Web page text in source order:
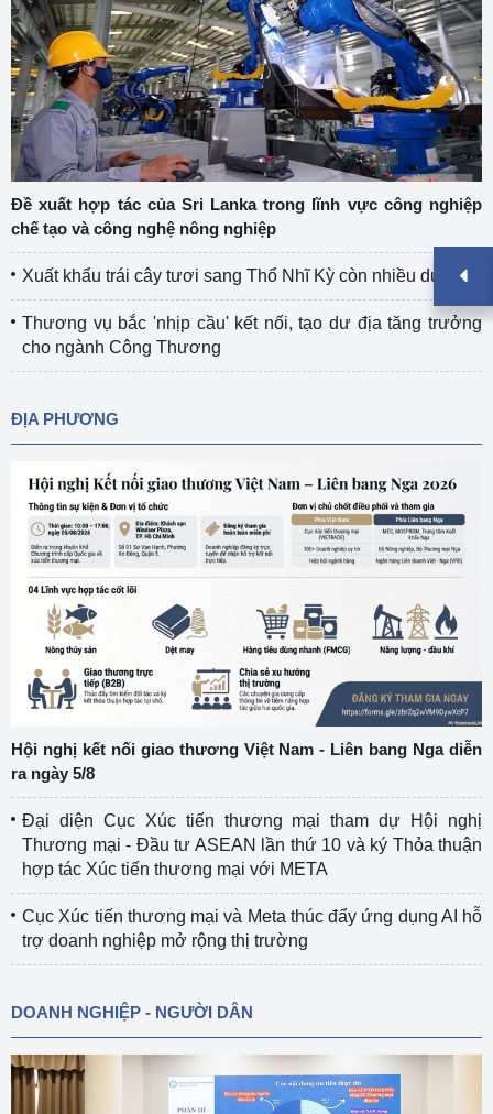
Đề xuất hợp tác của Sri Lanka trong lĩnh vực công nghiệp
chế tạo và công nghệ nông nghiệp
Xuất khẩu trái cây tươi sang Thổ Nhĩ Kỳ còn nhiều dư địa
Thương vụ bắc 'nhịp cầu' kết nối, tạo dư địa tăng trưởng
cho ngành Công Thương
ĐỊA PHƯƠNG
Hội nghị kết nối giao thương Việt Nam - Liên bang Nga diễn
ra ngày 5/8
Đại diện Cục Xúc tiến thương mại tham dự Hội nghị
Thương mại - Đầu tư ASEAN lần thứ 10 và ký Thỏa thuận
hợp tác Xúc tiến thương mại với META
Cục Xúc tiến thương mại và Meta thúc đẩy ứng dụng AI hỗ
trợ doanh nghiệp mở rộng thị trường
DOANH NGHIỆP - NGƯỜI DÂN